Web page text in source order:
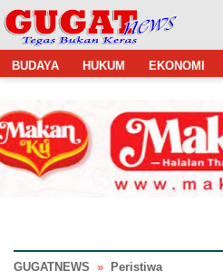
BUDAYA HUKUM EKONOMI
GUGATNEWS » Peristiwa